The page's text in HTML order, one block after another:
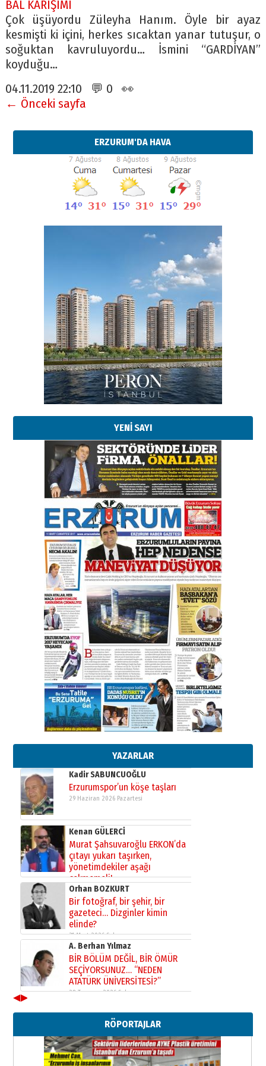
BAL KARIŞIMI
Çok üşüyordu Züleyha Hanım. Öyle bir ayaz
kesmişti ki içini, herkes sıcaktan yanar tutuşur, o
soğuktan kavruluyordu… İsmini “GARDİYAN”
koyduğu…
04.11.2019 22:10 💬 0 👀
← Önceki sayfa
ERZURUM'DA HAVA
YENİ SAYI
YAZARLAR
Esat BİNDESEN
Başkan Sekmen’den Erzurum’a
bir vizyon proje daha!
02 Ağustos 2026 Pazar
Kadir SABUNCUOĞLU
Erzurumspor’un köşe taşları
29 Haziran 2026 Pazartesi
Kenan GÜLERCİ
Murat Şahsuvaroğlu ERKON’da
çıtayı yukarı taşırken,
yönetimdekiler aşağı
çekmemeli!
17 Şubat 2026 SalıOrhan BOZKURT
Bir fotoğraf, bir şehir, bir
gazeteci… Dizginler kimin
elinde?
31 Mart 2026 Salı
A. Berhan Yılmaz
BİR BÖLÜM DEĞİL, BİR ÖMÜR
SEÇİYORSUNUZ… “NEDEN
ATATÜRK ÜNİVERSİTESİ?”
28 Temmuz 2026 Salı
Ahmet Gökhan YAZICI
Ahmed Yesevi’den bir Alperen…
”Reisimiz” idi… Hakka yürüdü.!
26 Mart 2026 Perşembe
Cem Bakırcı
Ardında bıraktığı hatıralarıyla
gönül adamı Faruk Terzioğlu!
13 Mayıs 2026 Çarşamba
Esat BİNDESEN
Başkan Sekmen’den Erzurum’a
02 Ağustos 2026 Pazar
Kadir SABUNCUOĞLU
Erzurumspor’un köşe taşları
29 Haziran 2026 Pazartesi
Kenan GÜLERCİ
Murat Şahsuvaroğlu ERKON’da
çıtayı yukarı taşırken,
yönetimdekiler aşağı
çekmemeli!
17 Şubat 2026 SalıOrhan BOZKURT
Bir fotoğraf, bir şehir, bir
gazeteci… Dizginler kimin
elinde?
31 Mart 2026 Salı
A. Berhan Yılmaz
BİR BÖLÜM DEĞİL, BİR ÖMÜR
SEÇİYORSUNUZ… “NEDEN
ATATÜRK ÜNİVERSİTESİ?”
28 Temmuz 2026 Salı
Ahmed Yesevi’den bir Alperen…
”Reisimiz” idi… Hakka yürüdü.!
26 Mart 2026 Perşembe
Cem Bakırcı
◀▶
RÖPORTAJLAR